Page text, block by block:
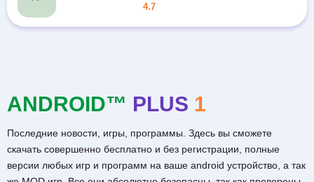
4.7
ANDROID™ PLUS 1
Последние новости, игры, программы. Здесь вы сможете
скачать совершенно бесплатно и без регистрации, полные
версии любых игр и программ на ваше android устройство, а так